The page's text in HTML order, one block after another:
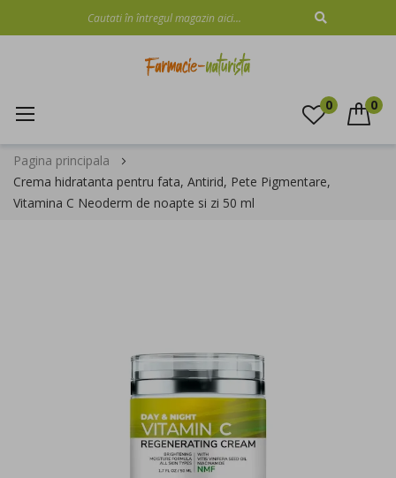
CAUTARE
0 0
Mergeti
la
Continut
Pagina principala
Crema hidratanta pentru fata, Antirid, Pete Pigmentare,
Vitamina C Neoderm de noapte si zi 50 ml